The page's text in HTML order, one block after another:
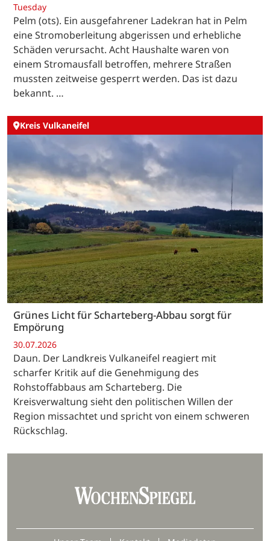
Tuesday
Pelm (ots). Ein ausgefahrener Ladekran hat in Pelm
eine Stromoberleitung abgerissen und erhebliche
Schäden verursacht. Acht Haushalte waren von
einem Stromausfall betroffen, mehrere Straßen
mussten zeitweise gesperrt werden. Das ist dazu
bekannt. …
Kreis Vulkaneifel
Grünes Licht für Scharteberg-Abbau sorgt für
Empörung
30.07.2026
Daun. Der Landkreis Vulkaneifel reagiert mit
scharfer Kritik auf die Genehmigung des
Rohstoffabbaus am Scharteberg. Die
Kreisverwaltung sieht den politischen Willen der
Region missachtet und spricht von einem schweren
Rückschlag.